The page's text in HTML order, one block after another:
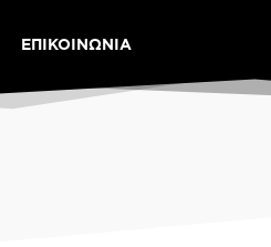
ΕΠΙΚΟΙΝΩΝΙΑ